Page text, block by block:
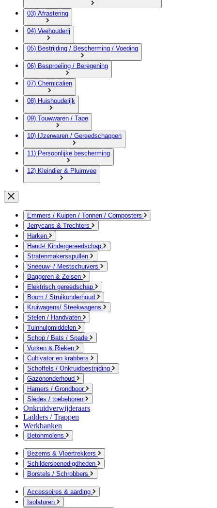
03) Afrastering
04) Veehouderij
05) Bestrijding / Bescherming / Voeding
06) Besproeiing / Beregening
07) Chemicalien
08) Huishoudelijk
09) Touwwaren / Tape
10) IJzerwaren / Gereedschappen
11) Persoonlijke bescherming
12) Kleindier & Pluimvee
Emmers / Kuipen / Tonnen / Composters
Jerrycans & Trechters
Harken
Hand-/ Kindergereedschap
Stratenmakersspullen
Sneeuw- / Mestschuivers
Baggeren & Zeisen
Elektrisch gereedschap
Boom / Struikonderhoud
Kruiwagens/ Steekwagens
Stelen / Handvaten
Tuinhulpmiddelen
Schop / Bats / Spade
Vorken & Rieken
Cultivator en krabbers
Schoffels / Onkruidbestrijding
Gazononderhoud
Hamers / Grondboor
Sledes / toebehoren
Onkruidverwijderaars
Ladders / Trappen
Werkbanken
Betonmolens
Bezems & Vloertrekkers
Schildersbenodigdheden
Borstels / Schrobbers
Accessoires & aarding
Isolatoren